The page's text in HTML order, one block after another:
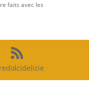
faits avec les